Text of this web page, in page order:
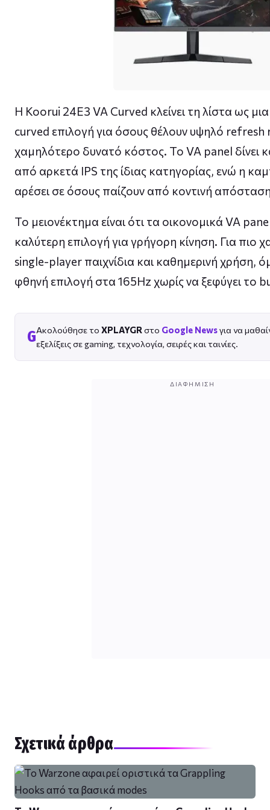
Η Koorui 24E3 VA Curved κλείνει τη λίστα ως
curved επιλογή για όσους θέλουν υψηλό refresh
χαμηλότερο δυνατό κόστος. Το VA panel δίνει
από αρκετά IPS της ίδιας κατηγορίας, ενώ η
αρέσει σε όσους παίζουν από κοντινή
Το μειονέκτημα είναι ότι τα οικονομικά VA
καλύτερη επιλογή για γρήγορη κίνηση. Για πιο
single-player παιχνίδια και καθημερινή χρήση,
φθηνή επιλογή στα 165Hz χωρίς να ξεφύγει το
GΑκολούθησε το XPLAYGR στο Google Newsγια να
εξελίξεις σε gaming, τεχνολογία, σειρές και ταινίες.
ΔΙΑΦΉΜΙΣΗ
Σχετικά άρθρα